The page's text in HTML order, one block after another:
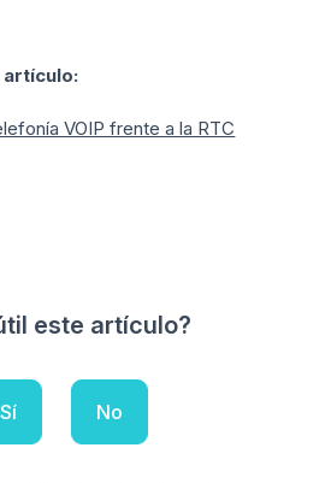
artículo:
VOIP frente a la RTC
este artículo?
Sí No